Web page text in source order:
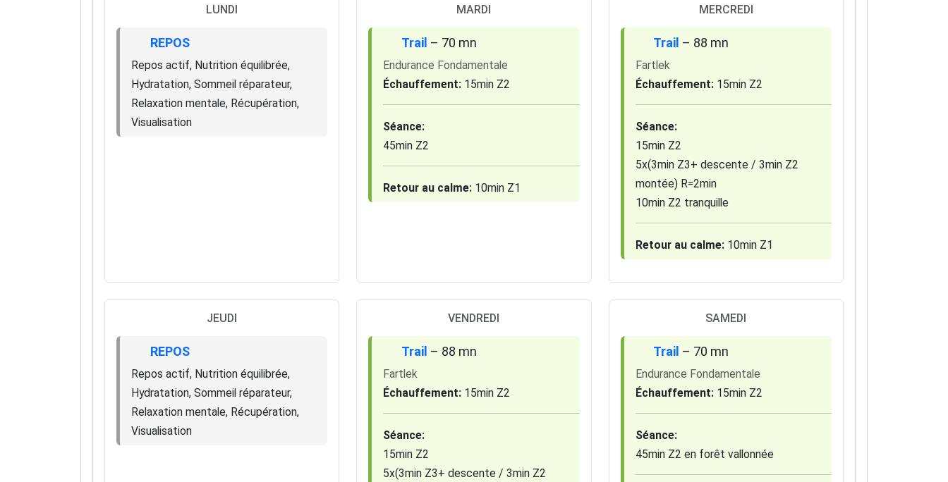
LUNDI
REPOS
Repos actif, Nutrition équilibrée,
Hydratation, Sommeil réparateur,
Relaxation mentale, Récupération,
Visualisation
MARDI
Trail – 70 mn
Endurance Fondamentale
Échauffement: 15min Z2
Séance:
45min Z2
Retour au calme: 10min Z1
MERCREDI
Trail – 88 mn
Fartlek
Échauffement:15min Z2
Séance:
15min Z2
5x(3min Z3+ descente / 3min Z2
montée) R=2min
10min Z2 tranquille
Retour au calme:10min Z1
JEUDI
REPOS
Repos actif, Nutrition équilibrée,
Hydratation, Sommeil réparateur,
Relaxation mentale, Récupération,
Visualisation
VENDREDI
Trail – 88 mn
Fartlek
Échauffement: 15min Z2
Séance:
15min Z2
5x(3min Z3+ descente / 3min Z2
SAMEDI
Trail – 70 mn
Endurance Fondamentale
Échauffement:15min Z2
Séance:
45min Z2 en forêt vallonnée